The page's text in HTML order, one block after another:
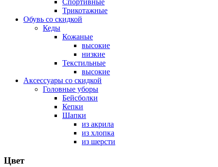
Спортивные
Трикотажные
Обувь со скидкой
Кеды
Кожаные
высокие
низкие
Текстильные
высокие
Аксессуары со скидкой
Головные уборы
Бейсболки
Кепки
Шапки
из акрила
из хлопка
из шерсти
Цвет